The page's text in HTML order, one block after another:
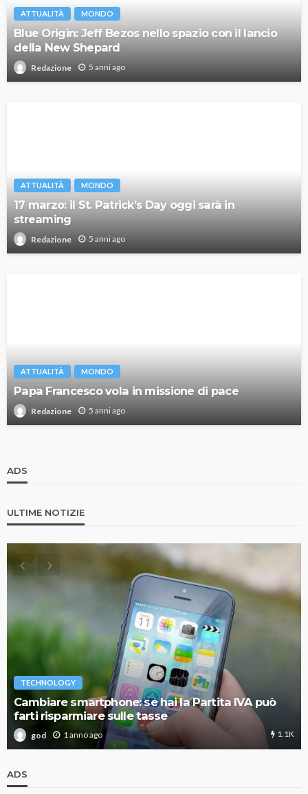
ATTUALITÀ MONDO
Blue Origin: Jeff Bezos nello spazio con il lancio
della New Shepard
Redazione 5 anni ago
ATTUALITÀ MONDO
17 marzo: il St. Patrick’s Day oggi sarà in
streaming
Redazione 5 anni ago
ATTUALITÀ MONDO
Papa Francesco vola in missione di pace
Redazione 5 anni ago
ADS
ULTIME NOTIZIE
TECHNOLOGY
Cambiare smartphone: se hai la Partita IVA può
farti risparmiare sulle tasse
god 1 anno ago 1.1K
ADS